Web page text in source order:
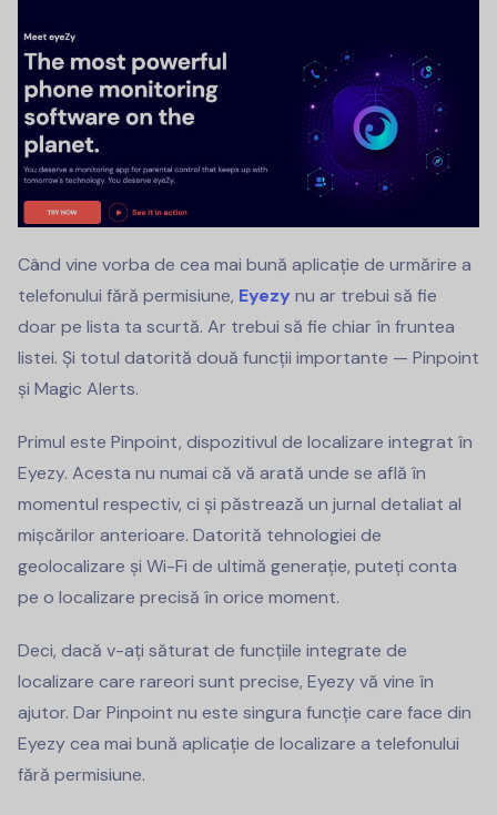
Când vine vorba de cea mai bună aplicație de urmărire a
telefonului fără permisiune, Eyezy nu ar trebui să fie
doar pe lista ta scurtă. Ar trebui să fie chiar în fruntea
listei. Și totul datorită două funcții importante — Pinpoint
și Magic Alerts.
Primul este Pinpoint, dispozitivul de localizare integrat în
Eyezy. Acesta nu numai că vă arată unde se află în
momentul respectiv, ci și păstrează un jurnal detaliat al
mișcărilor anterioare. Datorită tehnologiei de
geolocalizare și Wi-Fi de ultimă generație, puteți conta
pe o localizare precisă în orice moment.
Deci, dacă v-ați săturat de funcțiile integrate de
localizare care rareori sunt precise, Eyezy vă vine în
ajutor. Dar Pinpoint nu este singura funcție care face din
Eyezy cea mai bună aplicație de localizare a telefonului
fără permisiune.